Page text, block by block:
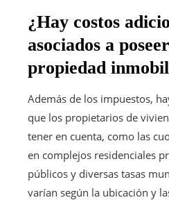
¿Hay costos
asociados a
propiedad
Además de los impuestos,
que los propietarios de
tener en cuenta, como las
en complejos residenciales
públicos y diversas tasas
varían según la ubicación y